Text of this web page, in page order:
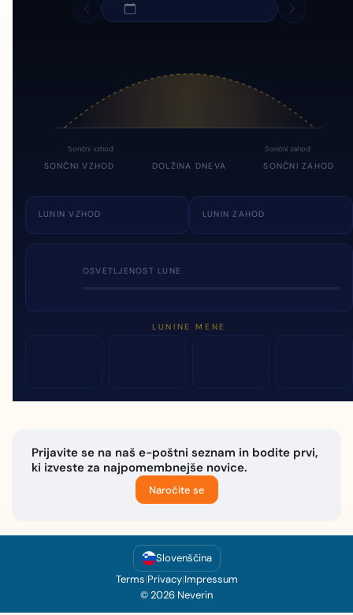
Sončni vzhod Sončni zahod
SONČNI VZHOD DOLŽINA DNEVA SONČNI ZAHOD
LUNIN VZHOD LUNIN ZAHOD
OSVETLJENOST LUNE
LUNINE MENE
Prijavite se na naš e-poštni seznam in bodite prvi,
ki izveste za najpomembnejše novice.
Naročite se
Slovenščina
Terms|Privacy|Impressum
© 2026 Neverin